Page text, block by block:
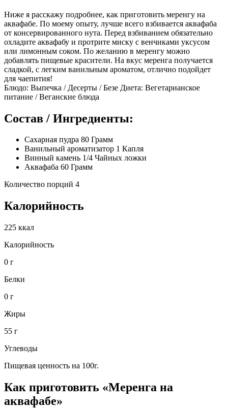
Ниже я расскажу подробнее, как приготовить меренгу на
аквафабе. По моему опыту, лучше всего взбивается аквафаба
от консервированного нута. Перед взбиванием обязательно
охладите аквафабу и протрите миску с венчиками уксусом
или лимонным соком. По желанию в меренгу можно
добавлять пищевые красители. На вкус меренга получается
сладкой, с легким ванильным ароматом, отлично подойдет
для чаепития!
Блюдо: Выпечка / Десерты / Безе Диета: Вегетарианское
питание / Веганские блюда
Состав / Ингредиенты:
Сахарная пудра 80 Грамм
Ванильный ароматизатор 1 Капля
Винный камень 1/4 Чайных ложки
Аквафаба 60 Грамм
Количество порций 4
Калорийность
225 ккал
Калорийность
0 г
Белки
0 г
Жиры
55 г
Углеводы
Пищевая ценность на 100г.
Как приготовить «Меренга на
аквафабе»